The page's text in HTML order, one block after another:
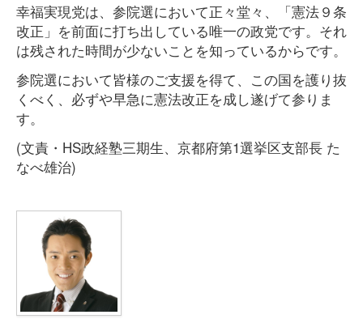
幸福実現党は、参院選において正々堂々、「憲法９条
改正」を前面に打ち出している唯一の政党です。それ
は残された時間が少ないことを知っているからです。
参院選において皆様のご支援を得て、この国を護り抜
くべく、必ずや早急に憲法改正を成し遂げて参りま
す。
(文責・HS政経塾三期生、京都府第1選挙区支部長 た
なべ雄治)